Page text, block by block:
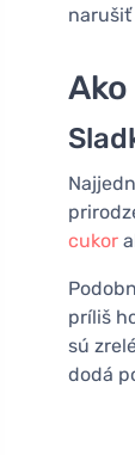
cukor
príliš
sú
dodá